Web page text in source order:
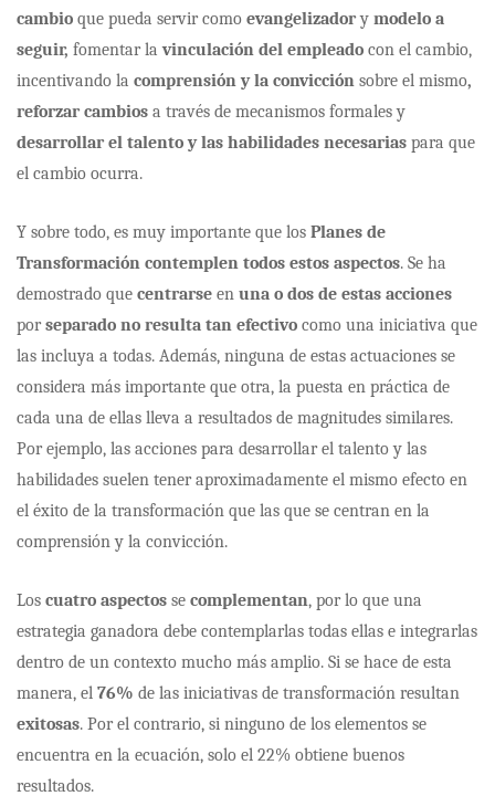
cambio que pueda servir como evangelizadory modelo a
seguir, fomentar lavinculación del empleado con el cambio,
incentivando la comprensión y la convicción sobre el mismo,
reforzar cambios a través de mecanismos formales y
desarrollar el talento y las habilidades necesarias para que
el cambio ocurra.
Y sobre todo, es muy importante que los Planes de
Transformación contemplen todos estos aspectos. Se ha
demostrado que centrarse en una o dos de estas acciones
porseparado no resulta tan efectivo como una iniciativa que
las incluya a todas. Además, ninguna de estas actuaciones se
considera más importante que otra, la puesta en práctica de
cada una de ellas lleva a resultados de magnitudes similares.
Por ejemplo, las acciones para desarrollar el talento y las
habilidades suelen tener aproximadamente el mismo efecto en
el éxito de la transformación que las que se centran en la
comprensión y la convicción.
Los cuatro aspectos se complementan, por lo que una
estrategia ganadora debe contemplarlas todas ellas e integrarlas
dentro de un contexto mucho más amplio. Si se hace de esta
manera, el 76% de las iniciativas de transformación resultan
exitosas. Por el contrario, si ninguno de los elementos se
encuentra en la ecuación, solo el 22% obtiene buenos
resultados.